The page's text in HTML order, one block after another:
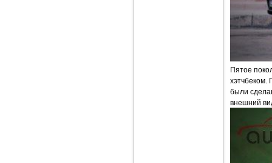
Пятое
хэтчбеком.
были
внешний